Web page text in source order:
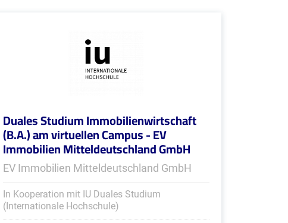
Duales Studium Immobilienwirtschaft
(B.A.) am virtuellen Campus - EV
Immobilien Mitteldeutschland GmbH
EV Immobilien Mitteldeutschland GmbH
In Kooperation mit IU Duales Studium
(Internationale Hochschule)